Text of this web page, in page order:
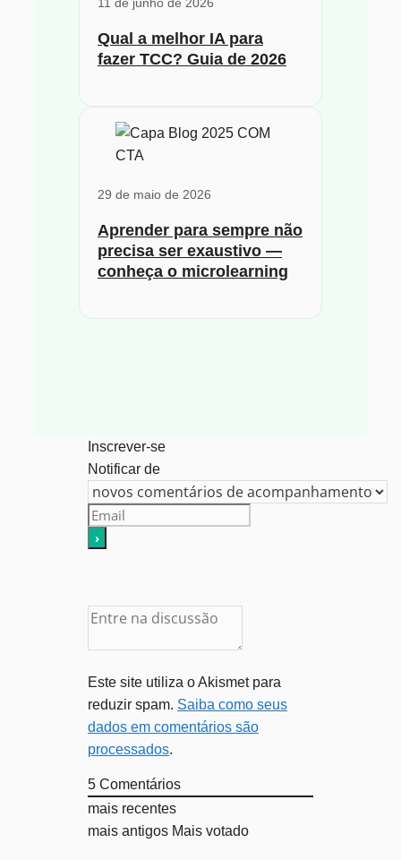
Qual a melhor IA para
fazer TCC? Guia de 2026
29 de maio de 2026
Aprender para sempre não
precisa ser exaustivo —
conheça o microlearning
Inscrever-se
Notificar de
Este site utiliza o Akismet para
reduzir spam. Saiba como seus
dados em comentários são
processados.
5 Comentários
mais recentes
mais antigos Mais votado